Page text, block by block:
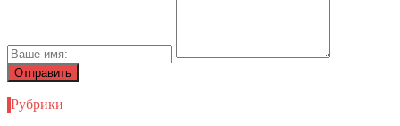
Рубрики